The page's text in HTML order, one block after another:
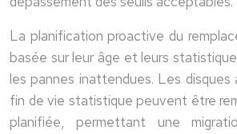
La planification proactive du
basée sur leur âge et leurs
les pannes inattendues. Les
fin de vie statistique peuvent être
planifiée, permettant une